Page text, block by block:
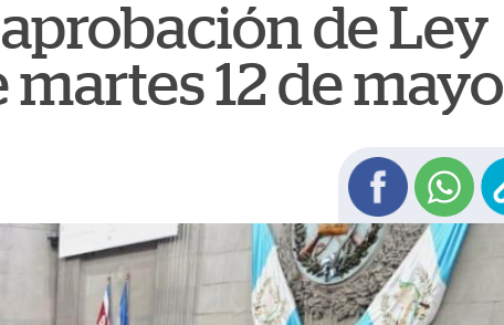
de Ley
12 de mayo